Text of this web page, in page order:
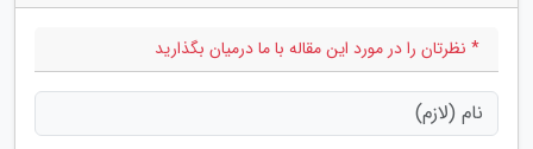
* نظرتان را در مورد این مقاله با ما درمیان بگذارید